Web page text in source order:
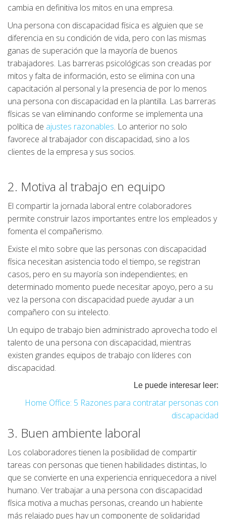
cambia en definitiva los mitos en una empresa.
Una persona con discapacidad física es alguien que se
diferencia en su condición de vida, pero con las mismas
ganas de superación que la mayoría de buenos
trabajadores. Las barreras psicológicas son creadas por
mitos y falta de información, esto se elimina con una
capacitación al personal y la presencia de por lo menos
una persona con discapacidad en la plantilla. Las barreras
físicas se van eliminando conforme se implementa una
política de ajustes razonables. Lo anterior no solo
favorece al trabajador con discapacidad, sino a los
clientes de la empresa y sus socios.
2. Motiva al trabajo en equipo
El compartir la jornada laboral entre colaboradores
permite construir lazos importantes entre los empleados y
fomenta el compañerismo.
Existe el mito sobre que las personas con discapacidad
física necesitan asistencia todo el tiempo, se registran
casos, pero en su mayoría son independientes; en
determinado momento puede necesitar apoyo, pero a su
vez la persona con discapacidad puede ayudar a un
compañero con su intelecto.
Un equipo de trabajo bien administrado aprovecha todo el
talento de una persona con discapacidad, mientras
existen grandes equipos de trabajo con líderes con
discapacidad.
Le puede interesar leer:
Home Office: 5 Razones para contratar personas con
discapacidad
3. Buen ambiente laboral
Los colaboradores tienen la posibilidad de compartir
tareas con personas que tienen habilidades distintas, lo
que se convierte en una experiencia enriquecedora a nivel
humano. Ver trabajar a una persona con discapacidad
física motiva a muchas personas, creando un habiente
más relajado pues hay un componente de solidaridad